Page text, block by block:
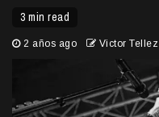
3 min read
2 años ago Victor Tellez